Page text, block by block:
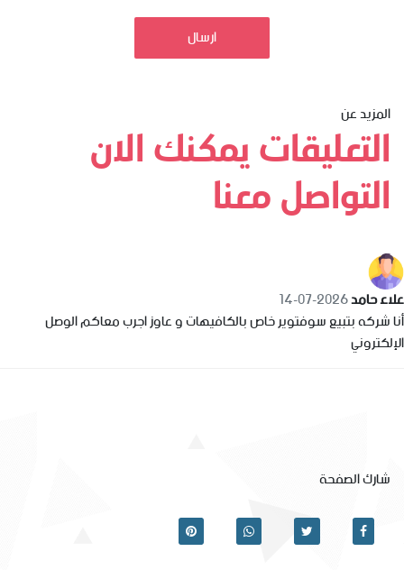
ارسال
المزيد عن
التعليقات يمكنك الان
التواصل معنا
علاء حامد2026-07-14
أنا شركه بتبيع سوفتوير خاص بالكافيهات و عاوز اجرب معاكم الوصل
الإلكتروني
شارك الصفحة